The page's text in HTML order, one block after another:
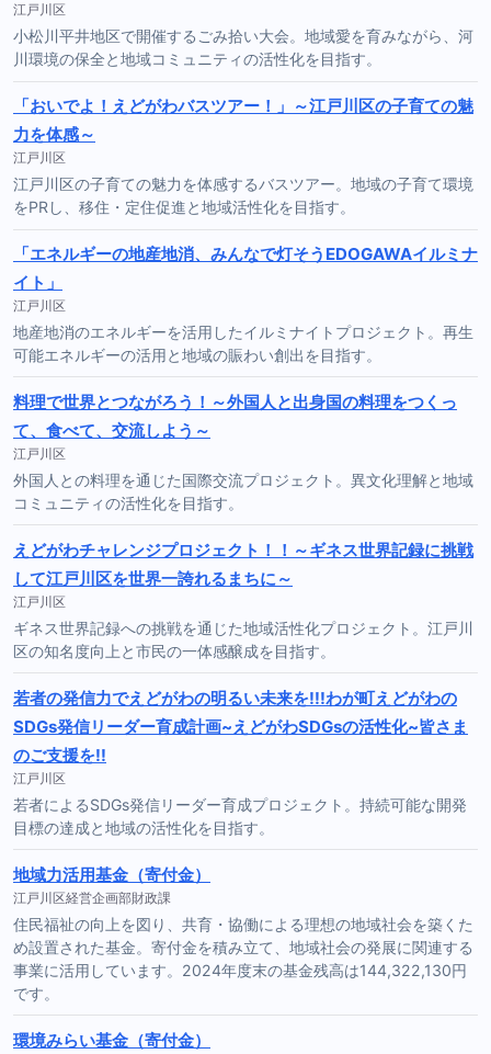
江戸川区
小松川平井地区で開催するごみ拾い大会。地域愛を育みながら、河
川環境の保全と地域コミュニティの活性化を目指す。
「おいでよ！えどがわバスツアー！」～江戸川区の子育ての魅
力を体感～
江戸川区
江戸川区の子育ての魅力を体感するバスツアー。地域の子育て環境
をPRし、移住・定住促進と地域活性化を目指す。
「エネルギーの地産地消、みんなで灯そうEDOGAWAイルミナ
イト」
江戸川区
地産地消のエネルギーを活用したイルミナイトプロジェクト。再生
可能エネルギーの活用と地域の賑わい創出を目指す。
料理で世界とつながろう！～外国人と出身国の料理をつくっ
て、食べて、交流しよう～
江戸川区
外国人との料理を通じた国際交流プロジェクト。異文化理解と地域
コミュニティの活性化を目指す。
えどがわチャレンジプロジェクト！！～ギネス世界記録に挑戦
して江戸川区を世界一誇れるまちに～
江戸川区
ギネス世界記録への挑戦を通じた地域活性化プロジェクト。江戸川
区の知名度向上と市民の一体感醸成を目指す。
若者の発信力でえどがわの明るい未来を!!!わが町えどがわの
SDGs発信リーダー育成計画~えどがわSDGsの活性化~皆さま
のご支援を!!
江戸川区
若者によるSDGs発信リーダー育成プロジェクト。持続可能な開発
目標の達成と地域の活性化を目指す。
地域力活用基金（寄付金）
江戸川区経営企画部財政課
住民福祉の向上を図り、共育・協働による理想の地域社会を築くた
め設置された基金。寄付金を積み立て、地域社会の発展に関連する
事業に活用しています。2024年度末の基金残高は144,322,130円
です。
環境みらい基金（寄付金）